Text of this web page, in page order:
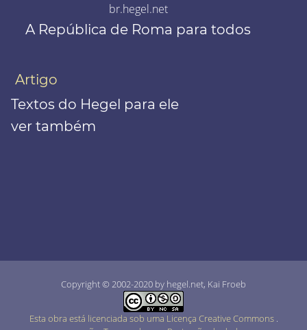
br.hegel.net
A República de Roma para todos
Artigo
Textos do Hegel para ele
ver também
Copyright © 2002-2020 by hegel.net, Kai Froeb
Esta obra está licenciada sob uma Licença Creative Commons .